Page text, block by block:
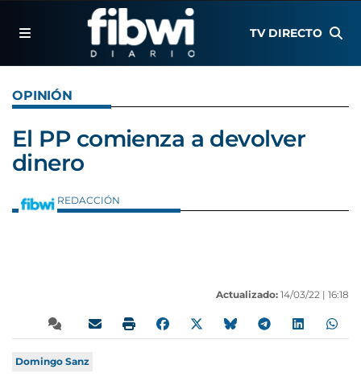
TV DIRECTO
OPINIÓN
El PP comienza a devolver
dinero
REDACCIÓN
Actualizado: 14/03/22 | 16:18
Domingo Sanz